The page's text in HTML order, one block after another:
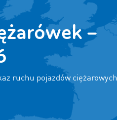
–
ruchu pojazdów ciężarowych